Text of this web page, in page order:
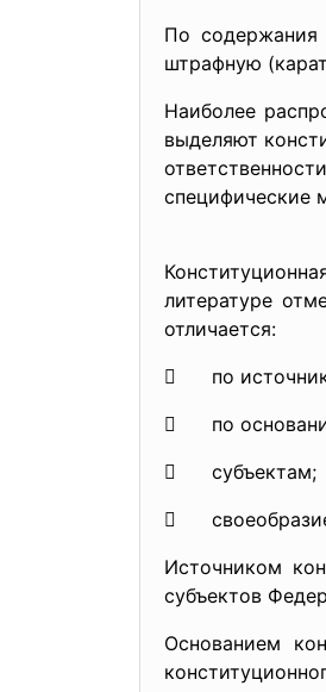
По содержания
штрафную
Наиболее
выделяют
специфические
литературе
отличается:
 по
 по
 субъектам;

Источником
субъектов
Основанием